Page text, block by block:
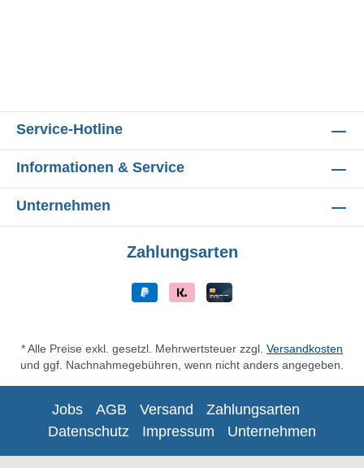
Service-Hotline
Informationen & Service
Unternehmen
Zahlungsarten
* Alle Preise exkl. gesetzl. Mehrwertsteuer zzgl. Versandkosten
und ggf. Nachnahmegebühren, wenn nicht anders angegeben.
Jobs AGB Versand
Zahlungsarten
Datenschutz
Impressum Unternehmen